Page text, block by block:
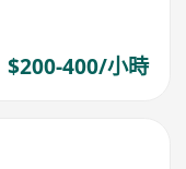
$200-400/小時